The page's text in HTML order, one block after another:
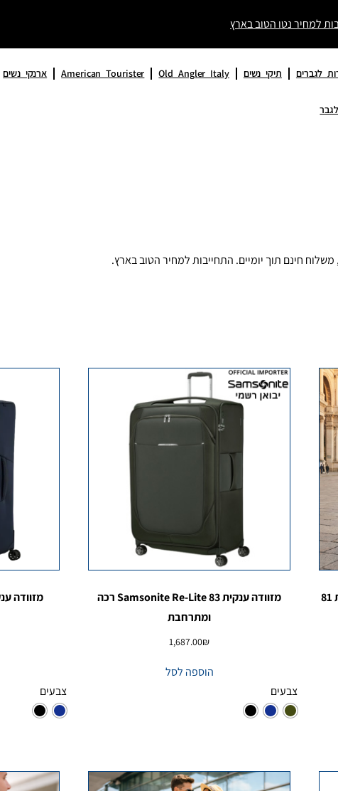
למחיר נטו הטוב בארץ
לגברים תיקי נשים Old Angler Italy
American Tourister ארנקי נשים
מזוודה משפחתית סמסונייט Essens ענקית 81
מזוודה ענקית Samsonite Re-Lite 83 רכה
ומתרחבת
1,687.00₪
הוספה לסל
צבעים
צבעים